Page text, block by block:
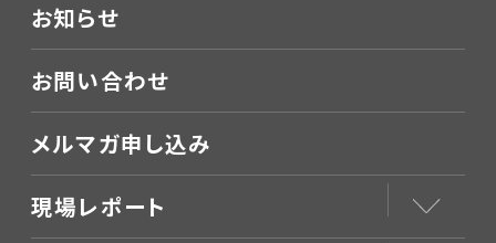
お知らせ
お問い合わせ
メルマガ申し込み
現場レポート